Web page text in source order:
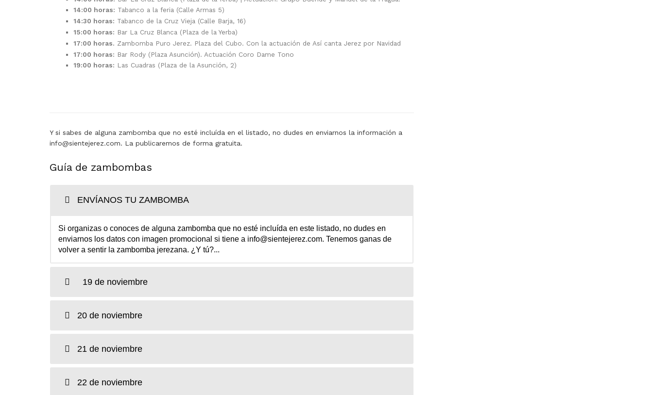
14:00 horas: Tabanco a la feria (Calle Armas 5)
14:30 horas: Tabanco de la Cruz Vieja (Calle Barja, 16)
15:00 horas: Bar La Cruz Blanca (Plaza de la Yerba)
17:00 horas. Zambomba Puro Jerez. Plaza del Cubo. Con la actuación de Así canta Jerez por Navidad
17:00 horas: Bar Rody (Plaza Asunción). Actuación Coro Dame Tono
19:00 horas: Las Cuadras (Plaza de la Asunción, 2)
Y si sabes de alguna zambomba que no esté incluída en el listado, no dudes en enviarnos la información a
info@sientejerez.com. La publicaremos de forma gratuita.
Guía de zambombas
ENVÍANOS TU ZAMBOMBA
Si organizas o conoces de alguna zambomba que no esté incluída en este listado, no dudes en
enviarnos los datos con imagen promocional si tiene a info@sientejerez.com. Tenemos ganas de
volver a sentir la zambomba jerezana. ¿Y tú?...
19 de noviembre
20 de noviembre
21 de noviembre
22 de noviembre